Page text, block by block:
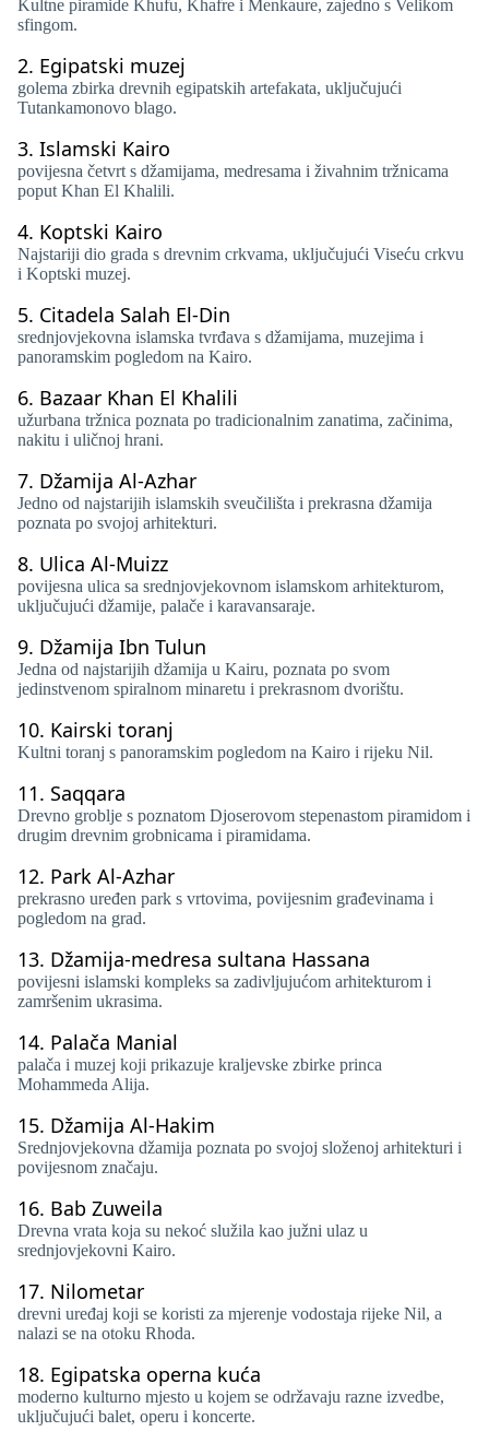
Kultne piramide Khufu, Khafre i Menkaure, zajedno s Velikom
sfingom.
2. Egipatski muzej
golema zbirka drevnih egipatskih artefakata, uključujući
Tutankamonovo blago.
3. Islamski Kairo
povijesna četvrt s džamijama, medresama i živahnim tržnicama
poput Khan El Khalili.
4. Koptski Kairo
Najstariji dio grada s drevnim crkvama, uključujući Viseću crkvu
i Koptski muzej.
5. Citadela Salah El-Din
srednjovjekovna islamska tvrđava s džamijama, muzejima i
panoramskim pogledom na Kairo.
6. Bazaar Khan El Khalili
užurbana tržnica poznata po tradicionalnim zanatima, začinima,
nakitu i uličnoj hrani.
7. Džamija Al-Azhar
Jedno od najstarijih islamskih sveučilišta i prekrasna džamija
poznata po svojoj arhitekturi.
8. Ulica Al-Muizz
povijesna ulica sa srednjovjekovnom islamskom arhitekturom,
uključujući džamije, palače i karavansaraje.
9. Džamija Ibn Tulun
Jedna od najstarijih džamija u Kairu, poznata po svom
jedinstvenom spiralnom minaretu i prekrasnom dvorištu.
10. Kairski toranj
Kultni toranj s panoramskim pogledom na Kairo i rijeku Nil.
11. Saqqara
Drevno groblje s poznatom Djoserovom stepenastom piramidom i
drugim drevnim grobnicama i piramidama.
12. Park Al-Azhar
prekrasno uređen park s vrtovima, povijesnim građevinama i
pogledom na grad.
13. Džamija-medresa sultana Hassana
povijesni islamski kompleks sa zadivljujućom arhitekturom i
zamršenim ukrasima.
14. Palača Manial
palača i muzej koji prikazuje kraljevske zbirke princa
Mohammeda Alija.
15. Džamija Al-Hakim
Srednjovjekovna džamija poznata po svojoj složenoj arhitekturi i
povijesnom značaju.
16. Bab Zuweila
Drevna vrata koja su nekoć služila kao južni ulaz u
srednjovjekovni Kairo.
17. Nilometar
drevni uređaj koji se koristi za mjerenje vodostaja rijeke Nil, a
nalazi se na otoku Rhoda.
18. Egipatska operna kuća
moderno kulturno mjesto u kojem se održavaju razne izvedbe,
uključujući balet, operu i koncerte.